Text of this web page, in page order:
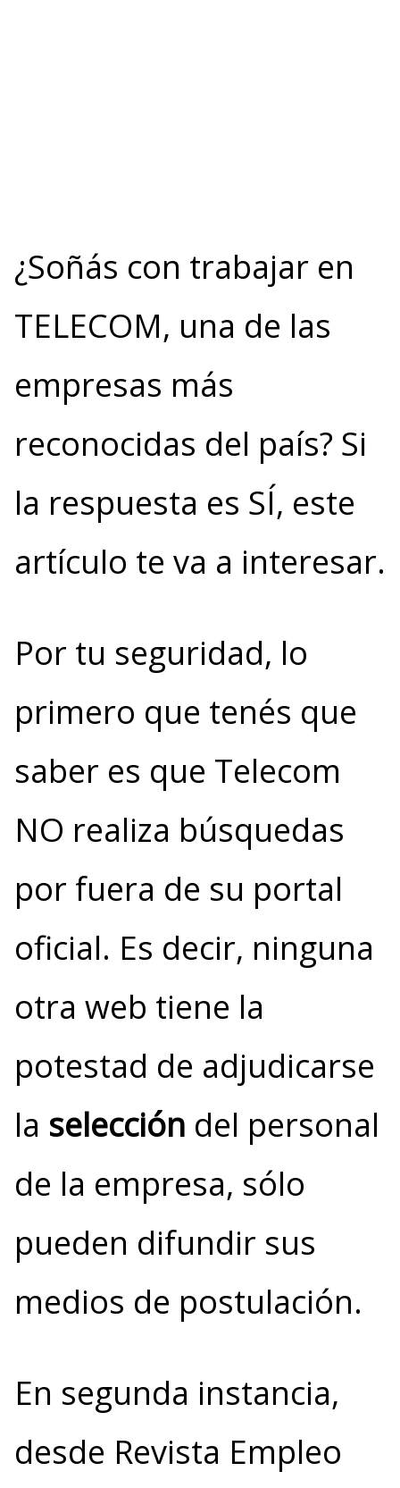
¿Soñás con trabajar en
TELECOM, una de las
empresas más
reconocidas del país? Si
la respuesta es SÍ, este
artículo te va a interesar.
Por tu seguridad, lo
primero que tenés que
saber es que Telecom
NO realiza búsquedas
por fuera de su portal
oficial. Es decir, ninguna
otra web tiene la
potestad de adjudicarse
la selección del personal
de la empresa, sólo
pueden difundir sus
medios de postulación.
En segunda instancia,
desde Revista Empleo